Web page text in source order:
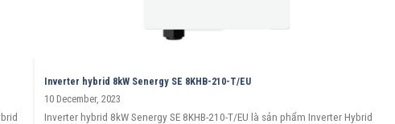
Inverter hybrid 8kW Senergy SE 8KHB-210-T/EU
10 December, 2023
Inverter hybrid 8kW Senergy SE 8KHB-210-T/EU là sản phẩm Inverter Hybrid